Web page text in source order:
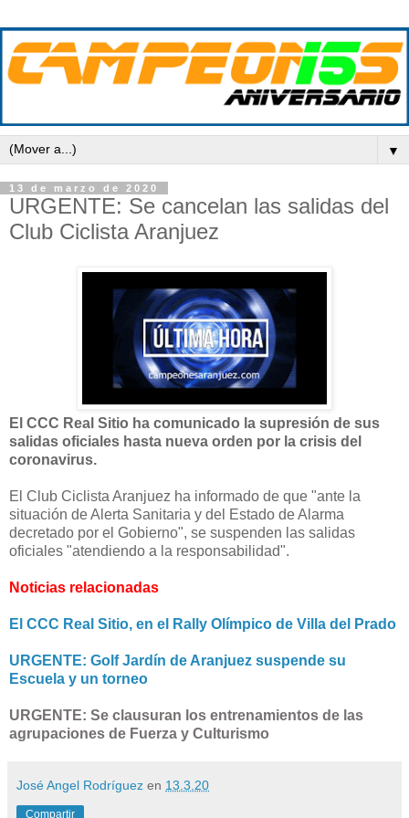
▼
13 de marzo de 2020
URGENTE: Se cancelan las salidas del
Club Ciclista Aranjuez
El CCC Real Sitio ha comunicado la supresión de sus
salidas oficiales hasta nueva orden por la crisis del
coronavirus.
El Club Ciclista Aranjuez ha informado de que "ante la
situación de Alerta Sanitaria y del Estado de Alarma
decretado por el Gobierno", se suspenden las salidas
oficiales "atendiendo a la responsabilidad".
Noticias relacionadas
El CCC Real Sitio, en el Rally Olímpico de Villa del Prado
URGENTE: Golf Jardín de Aranjuez suspende su
Escuela y un torneo
URGENTE: Se clausuran los entrenamientos de las
agrupaciones de Fuerza y Culturismo
José Angel Rodríguez en 13.3.20
Compartir